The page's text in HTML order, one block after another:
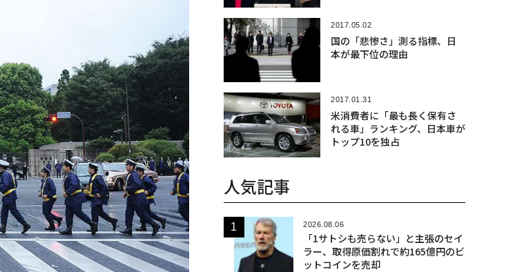
2017.05.02
国の「悲惨さ」測る指標、日
本が最下位の理由
2017.01.31
米消費者に「最も長く保有さ
れる車」ランキング、日本車が
トップ10を独占
人気記事
2026.08.06
「1サトシも売らない」と主張のセイ
ラー、取得原価割れで約165億円のビ
ットコインを売却